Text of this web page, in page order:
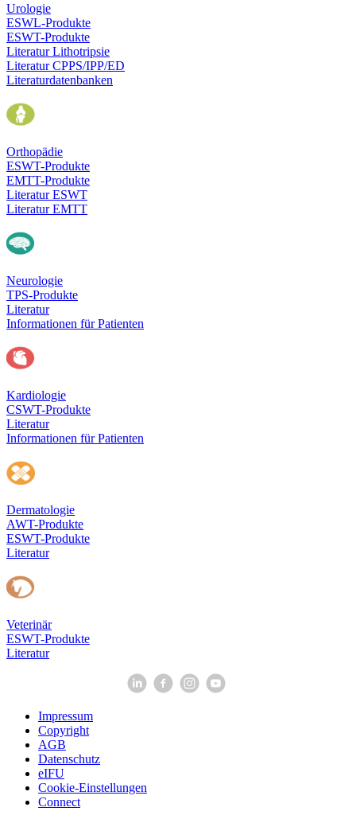
Urologie
ESWL-Produkte
ESWT-Produkte
Literatur Lithotripsie
Literatur CPPS/IPP/ED
Literaturdatenbanken
Orthopädie
ESWT-Produkte
EMTT-Produkte
Literatur ESWT
Literatur EMTT
Neurologie
TPS-Produkte
Literatur
Informationen für Patienten
Kardiologie
CSWT-Produkte
Literatur
Informationen für Patienten
Dermatologie
AWT-Produkte
ESWT-Produkte
Literatur
Veterinär
ESWT-Produkte
Literatur
Impressum
Copyright
AGB
Datenschutz
eIFU
Cookie-Einstellungen
Connect